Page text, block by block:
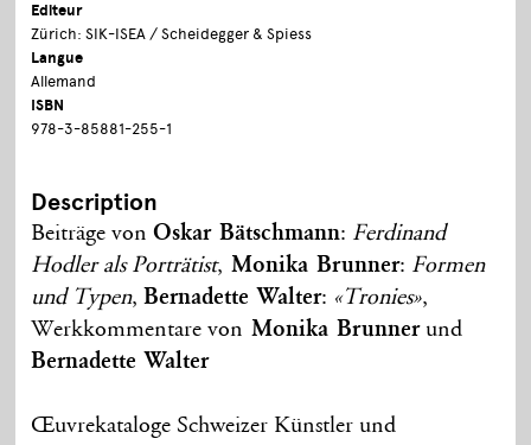
Editeur
Zürich: SIK-ISEA / Scheidegger & Spiess
Langue
Allemand
ISBN
978-3-85881-255-1
Description
Beiträge vonOskar Bätschmann: Ferdinand
Hodler als Porträtist, Monika Brunner: Formen
und Typen,Bernadette Walter: «Tronies»,
Werkkommentare von Monika Brunnerund
Bernadette Walter
Œuvrekataloge Schweizer Künstler und